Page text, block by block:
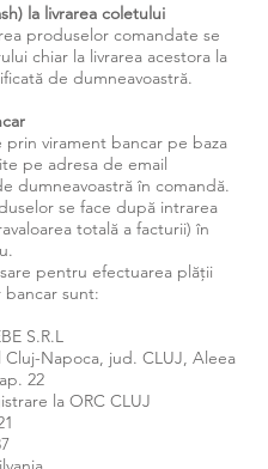
la livrarea coletului
produselor comandate se
chiar la livrarea acestora la
de dumneavoastră.
prin virament bancar pe baza
pe adresa de email
dumneavoastră în comandă.
se face după intrarea
totală a facturii) în
pentru efectuarea plății
sunt:
S.R.L
Cluj-Napoca, jud. CLUJ, Aleea
22
la ORC CLUJ